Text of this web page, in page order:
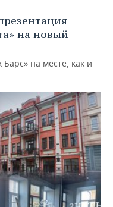
на новый
на месте, как и